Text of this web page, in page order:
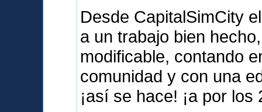
Desde CapitalSimCity
a un trabajo bien
modificable, contando
comunidad y con una
¡así se hace! ¡a por los